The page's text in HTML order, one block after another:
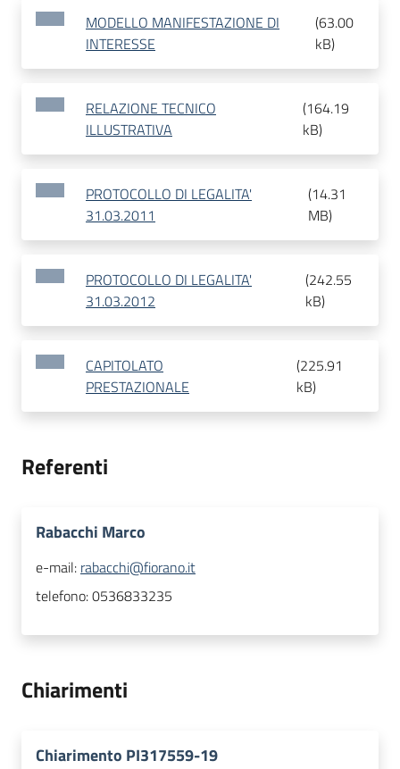
MODELLO MANIFESTAZIONE DI
INTERESSE
(63.00
kB)
RELAZIONE TECNICO
ILLUSTRATIVA
(164.19
kB)
PROTOCOLLO DI LEGALITA'
31.03.2011
(14.31
MB)
PROTOCOLLO DI LEGALITA'
31.03.2012
(242.55
kB)
CAPITOLATO
PRESTAZIONALE
(225.91
kB)
Referenti
Rabacchi Marco
e-mail: rabacchi@fiorano.it
telefono:0536833235
Chiarimenti
Chiarimento PI317559-19